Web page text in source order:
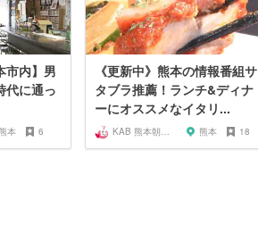
市内】男
代に通っ
本 6
《更新中》熊本の情報番組サ
タブラ推薦！ランチ&ディナ
ーにオススメなイタリ...
KAB 熊本朝日放送 熊本 18